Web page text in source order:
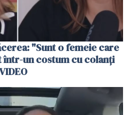
"Sunt o femeie care
într-un costum cu colanți